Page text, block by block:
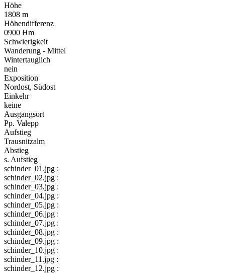
Höhe
1808 m
Höhendifferenz
0900 Hm
Schwierigkeit
Wanderung - Mittel
Wintertauglich
nein
Exposition
Nordost, Südost
Einkehr
keine
Ausgangsort
Pp. Valepp
Aufstieg
Trausnitzalm
Abstieg
s. Aufstieg
schinder_01.jpg :
schinder_02.jpg :
schinder_03.jpg :
schinder_04.jpg :
schinder_05.jpg :
schinder_06.jpg :
schinder_07.jpg :
schinder_08.jpg :
schinder_09.jpg :
schinder_10.jpg :
schinder_11.jpg :
schinder_12.jpg :